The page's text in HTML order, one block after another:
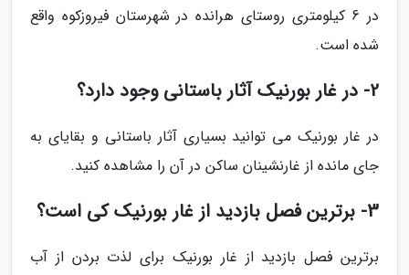
در 6 کیلومتری روستای هرانده در شهرستان فیروزکوه واقع
شده است.
2- در غار بورنیک آثار باستانی وجود دارد؟
در غار بورنیک می توانید بسیاری آثار باستانی و بقایای به
جای مانده از غارنشینان ساکن در آن را مشاهده کنید.
3- برترین فصل بازدید از غار بورنیک کی است؟
برترین فصل بازدید از غار بورنیک برای لذت بردن از آب